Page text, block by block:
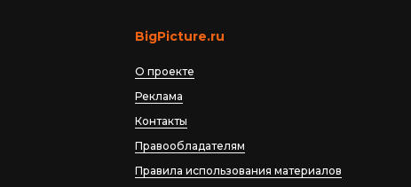
BigPicture.ru
О проекте
Реклама
Контакты
Правообладателям
Правила использования материалов